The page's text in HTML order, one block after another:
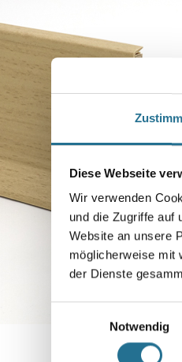
Diese Webseite
Wir verwenden
und die Zugriffe auf
Website an unsere
möglicherweise mit
der Dienste
Notwendig
Abbildung ähnlich